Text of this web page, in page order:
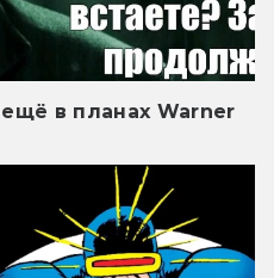
в планах Warner